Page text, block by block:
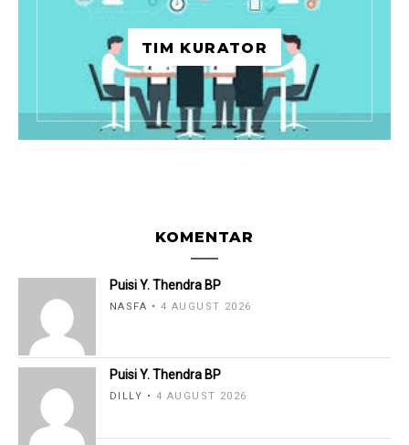
TIM KURATOR
KOMENTAR
Puisi Y. Thendra BP
NASFA 4 AUGUST 2026
Puisi Y. Thendra BP
DILLY 4 AUGUST 2026